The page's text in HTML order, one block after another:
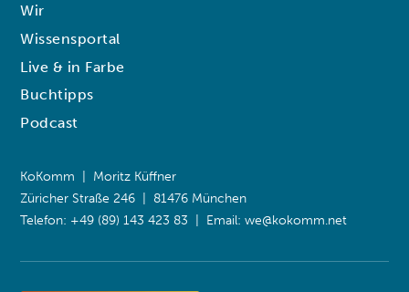
KoKomm | Moritz Küffner
Züricher Straße 246 | 81476 München
Telefon: +49 (89) 143 423 83 | Email:we@kokomm.net
Wir
Wissensportal
Live & in Farbe
Buchtipps
Podcast